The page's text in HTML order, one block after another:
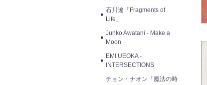
石川遼「Fragments of
Life」
Junko Awatani - Make a
Moon
EMI UEOKA -
INTERSECTIONS
チョン・ナオン「魔法の時